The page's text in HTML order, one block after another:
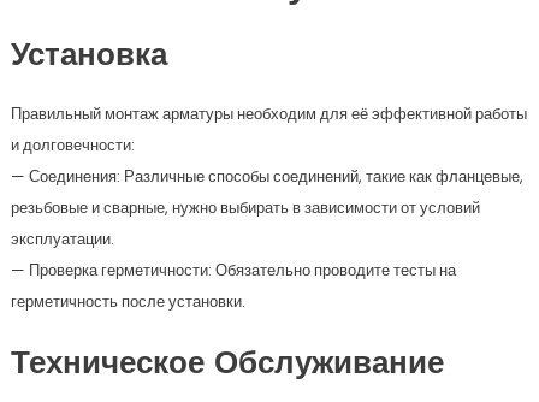
Установка
Правильный монтаж арматуры необходим для её эффективной работы
и долговечности:
— Соединения: Различные способы соединений, такие как фланцевые,
резьбовые и сварные, нужно выбирать в зависимости от условий
эксплуатации.
— Проверка герметичности: Обязательно проводите тесты на
герметичность после установки.
Техническое Обслуживание